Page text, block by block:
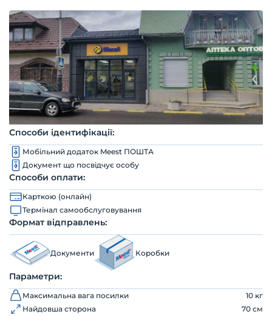
Способи ідентифікації:
Мобільний додаток Meest ПОШТА
Документ що посвідчує особу
Способи оплати:
Карткою (онлайн)
Термінал самообслуговування
Формат відправлень:
Документи Коробки
Параметри:
Максимальна вага посилки
10 кг
Найдовша сторона
70 см